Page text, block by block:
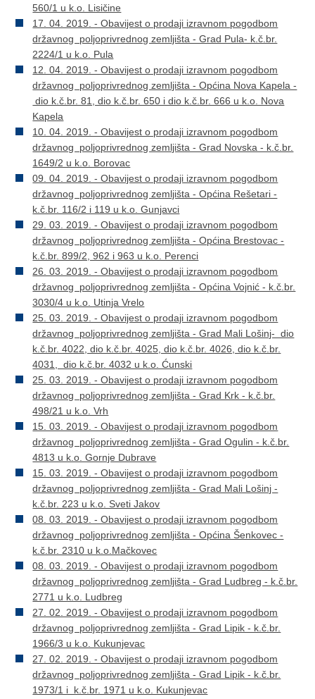
560/1 u k.o. Lisičine
17. 04. 2019. - Obavijest o prodaji izravnom pogodbom
državnog poljoprivrednog zemljišta - Grad Pula- k.č.br.
2224/1 u k.o. Pula
12. 04. 2019. - Obavijest o prodaji izravnom pogodbom
državnog poljoprivrednog zemljišta - Općina Nova Kapela -
dio k.č.br. 81, dio k.č.br. 650 i dio k.č.br. 666 u k.o. Nova
Kapela
10. 04. 2019. - Obavijest o prodaji izravnom pogodbom
državnog poljoprivrednog zemljišta - Grad Novska - k.č.br.
1649/2 u k.o. Borovac
09. 04. 2019. - Obavijest o prodaji izravnom pogodbom
državnog poljoprivrednog zemljišta - Općina Rešetari -
k.č.br. 116/2 i 119 u k.o. Gunjavci
29. 03. 2019. - Obavijest o prodaji izravnom pogodbom
državnog poljoprivrednog zemljišta - Općina Brestovac -
k.č.br. 899/2, 962 i 963 u k.o. Perenci
26. 03. 2019. - Obavijest o prodaji izravnom pogodbom
državnog poljoprivrednog zemljišta - Općina Vojnić - k.č.br.
3030/4 u k.o. Utinja Vrelo
25. 03. 2019. - Obavijest o prodaji izravnom pogodbom
državnog poljoprivrednog zemljišta - Grad Mali Lošinj- dio
k.č.br. 4022, dio k.č.br. 4025, dio k.č.br. 4026, dio k.č.br.
4031, dio k.č.br. 4032 u k.o. Ćunski
25. 03. 2019. - Obavijest o prodaji izravnom pogodbom
državnog poljoprivrednog zemljišta - Grad Krk - k.č.br.
498/21 u k.o. Vrh
15. 03. 2019. - Obavijest o prodaji izravnom pogodbom
državnog poljoprivrednog zemljišta - Grad Ogulin - k.č.br.
4813 u k.o. Gornje Dubrave
15. 03. 2019. - Obavijest o prodaji izravnom pogodbom
državnog poljoprivrednog zemljišta - Grad Mali Lošinj -
k.č.br. 223 u k.o. Sveti Jakov
08. 03. 2019. - Obavijest o prodaji izravnom pogodbom
državnog poljoprivrednog zemljišta - Općina Šenkovec -
k.č.br. 2310 u k.o.Mačkovec
08. 03. 2019. - Obavijest o prodaji izravnom pogodbom
državnog poljoprivrednog zemljišta - Grad Ludbreg - k.č.br.
2771 u k.o. Ludbreg
27. 02. 2019. - Obavijest o prodaji izravnom pogodbom
državnog poljoprivrednog zemljišta - Grad Lipik - k.č.br.
1966/3 u k.o. Kukunjevac
27. 02. 2019. - Obavijest o prodaji izravnom pogodbom
državnog poljoprivrednog zemljišta - Grad Lipik - k.č.br.
1973/1 i k.č.br. 1971 u k.o. Kukunjevac